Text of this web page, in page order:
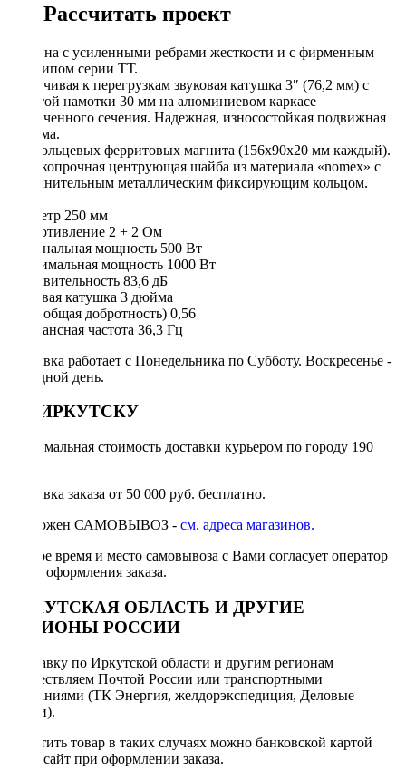
Рассчитать проект
Корзина с усиленными ребрами жесткости и с фирменным
логотипом серии ТТ.
Устойчивая к перегрузкам звуковая катушка 3″ (76,2 мм) с
высотой намотки 30 мм на алюминиевом каркасе
увеличенного сечения. Надежная, износостойкая подвижная
система.
Два кольцевых ферритовых магнита (156x90x20 мм каждый).
Высокопрочная центрующая шайба из материала «nomex» c
дополнительным металлическим фиксирующим кольцом.
Диаметр 250 мм
Сопротивление 2 + 2 Ом
Номинальная мощность 500 Вт
Максимальная мощность 1000 Вт
Чувствительность 83,6 дБ
Звуковая катушка 3 дюйма
QTS (общая добротность) 0,56
Резонансная частота 36,3 Гц
Доставка работает с Понедельника по Субботу. Воскресенье -
выходной день.
ПО ИРКУТСКУ
Минимальная стоимость доставки курьером по городу 190
Доставка заказа от 50 000 руб. бесплатно.
Возможен САМОВЫВОЗ - см. адреса магазинов.
Точное время и место самовывоза с Вами согласует оператор
после оформления заказа.
ИРКУТСКАЯ ОБЛАСТЬ И ДРУГИЕ
РЕГИОНЫ РОССИИ
Отправку по Иркутской области и другим регионам
осуществляем Почтой России или транспортными
компаниями (ТК Энергия, желдорэкспедиция, Деловые
линии).
Оплатить товар в таких случаях можно банковской картой
через сайт при оформлении заказа.